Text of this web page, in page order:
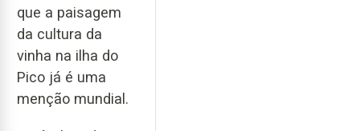
que a paisagem
da cultura da
vinha na ilha do
Pico já é uma
menção mundial.